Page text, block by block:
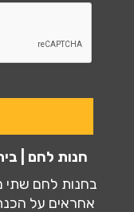
חנות לחם |
בחנות לחם שתי